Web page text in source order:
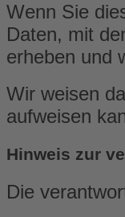
Wenn Sie
Daten, mit
erheben und
Wir weisen
aufweisen
Hinweis zur
Die